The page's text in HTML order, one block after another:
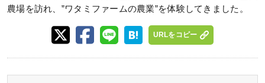
農場を訪れ、”ワタミファームの農業”を体験してきました。
URLをコピー